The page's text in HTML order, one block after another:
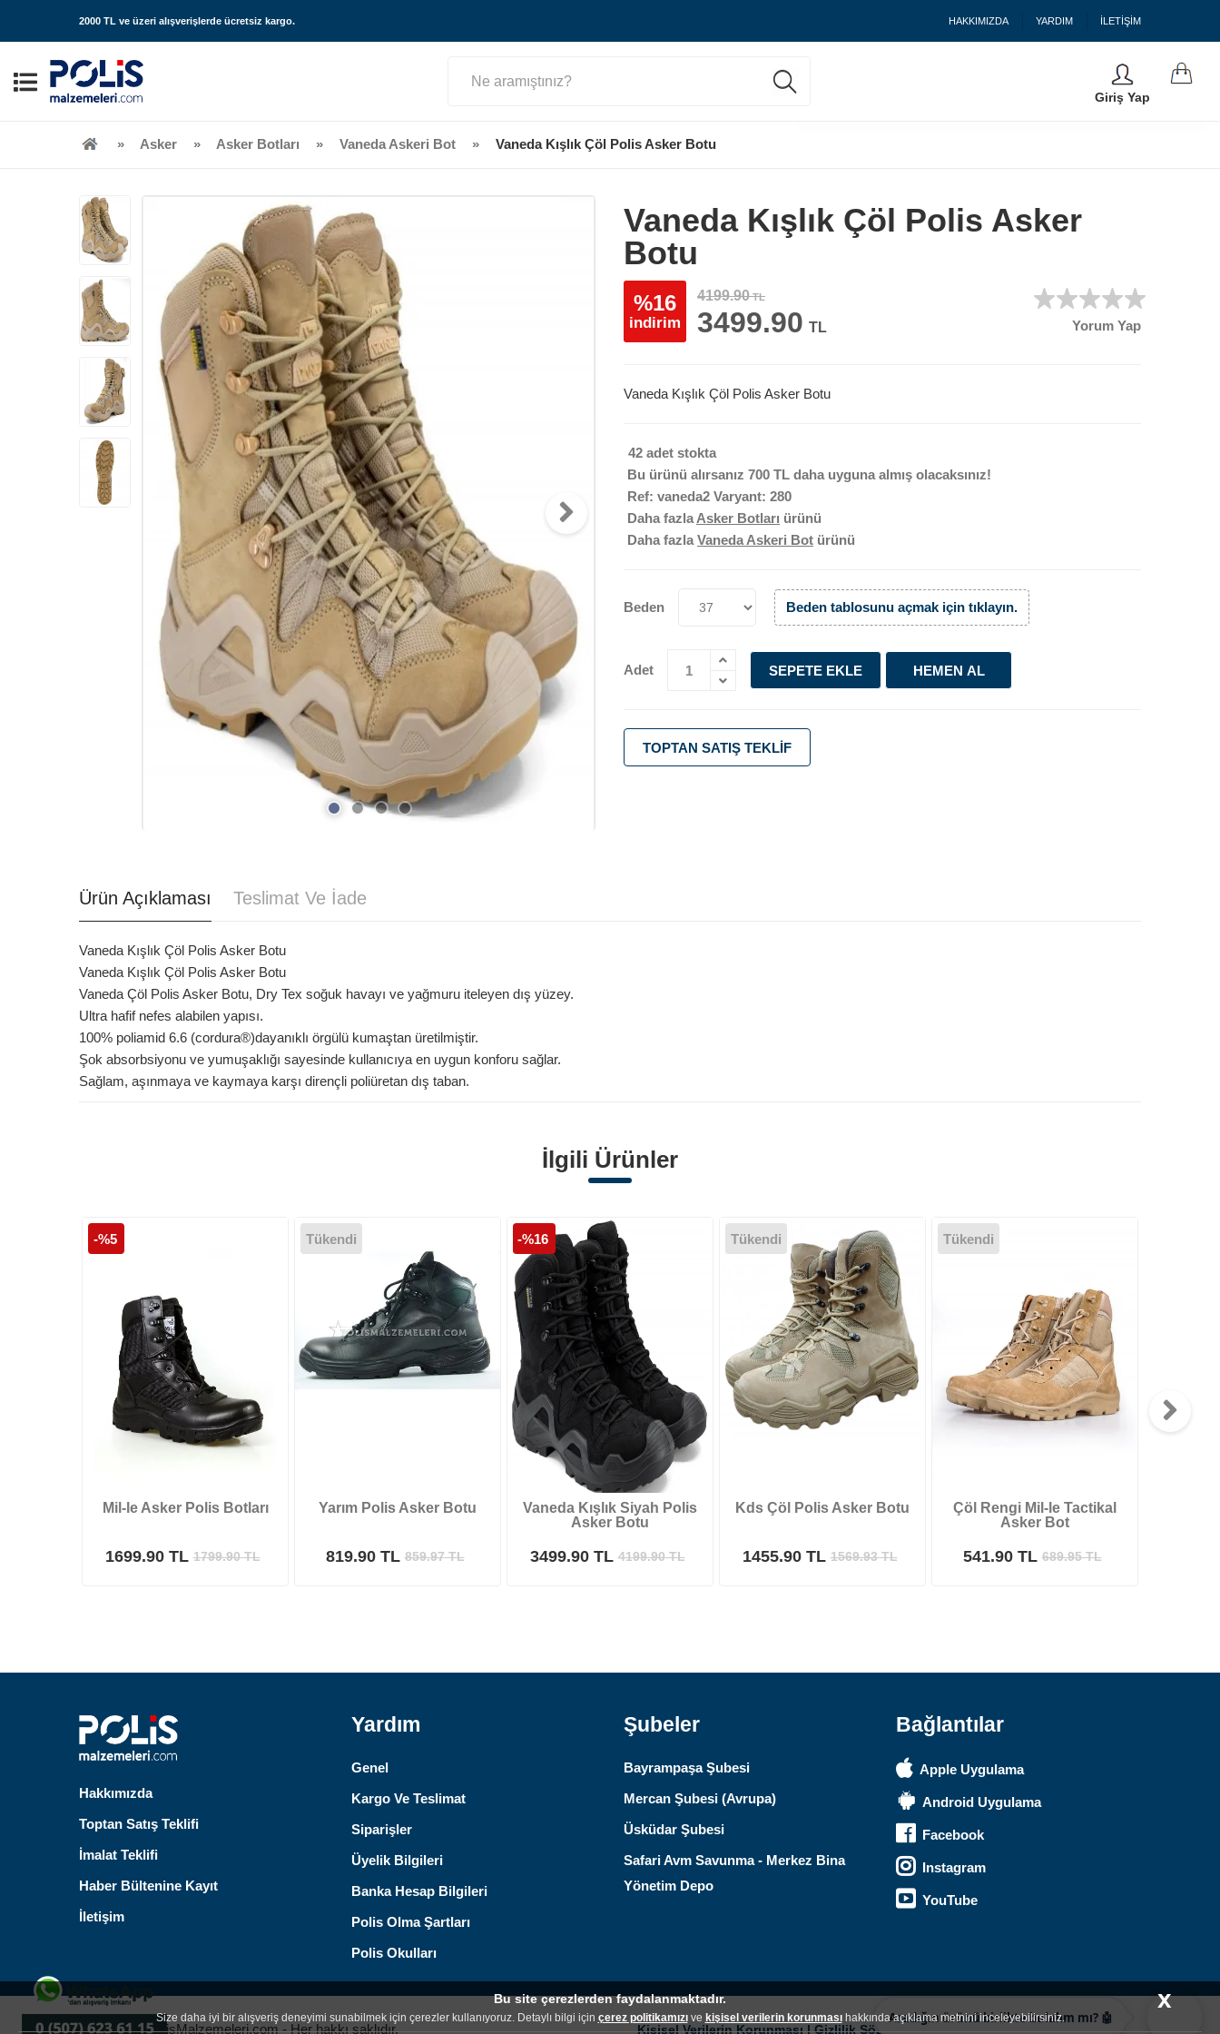
2000 TL ve üzeri alışverişlerde ücretsiz kargo. HAKKIMIZDA YARDIM İLETİŞİM
Giriş Yap
Asker Asker Botları Vaneda Askeri Bot Vaneda Kışlık Çöl Polis Asker Botu
Vaneda Kışlık Çöl Polis Asker
Botu
%16
indirim
4199.90TL
3499.90 TL Yorum Yap
Vaneda Kışlık Çöl Polis Asker Botu
42 adet stokta
Bu ürünü alırsanız 700 TL daha uyguna almış olacaksınız!
Ref: vaneda2 Varyant: 280
Daha fazla Asker Botları ürünü
Daha fazla Vaneda Askeri Bot ürünü
Beden Beden tablosunu açmak için tıklayın.
Adet SEPETE EKLE HEMEN AL
TOPTAN SATIŞ TEKLIF
Ürün Açıklaması Teslimat Ve İade
Vaneda Kışlık Çöl Polis Asker Botu
Vaneda Kışlık Çöl Polis Asker Botu
Vaneda Çöl Polis Asker Botu, Dry Tex soğuk havayı ve yağmuru iteleyen dış yüzey.
Ultra hafif nefes alabilen yapısı.
100% poliamid 6.6 (cordura®)dayanıklı örgülü kumaştan üretilmiştir.
Şok absorbsiyonu ve yumuşaklığı sayesinde kullanıcıya en uygun konforu sağlar.
Sağlam, aşınmaya ve kaymaya karşı dirençli poliüretan dış taban.
İlgili Ürünler
-%5
Mil-le Asker Polis Botları
1699.90 TL1799.90TL
Tükendi
Yarım Polis Asker Botu
819.90 TL859.97TL
-%16
Vaneda Kışlık Siyah Polis
Asker Botu
3499.90 TL4199.90TL
Tükendi
Kds Çöl Polis Asker Botu
1455.90 TL1569.93TL
Tükendi
Çöl Rengi Mil-le Tactikal
Asker Bot
541.90 TL689.95TL
Hakkımızda
Toptan Satış Teklifi
İmalat Teklifi
Haber Bültenine Kayıt
İletişim
Yardım
Genel
Kargo Ve Teslimat
Siparişler
Üyelik Bilgileri
Banka Hesap Bilgileri
Polis Olma Şartları
Polis Okulları
Şubeler
Bayrampaşa Şubesi
Mercan Şubesi (Avrupa)
Üsküdar Şubesi
Safari Avm Savunma - Merkez Bina
Yönetim Depo
Bağlantılar
Apple Uygulama
Android Uygulama
Facebook
Instagram
YouTube
© 2026 - PolisMalzemeleri.com - Her hakkı saklıdır. Kişisel Verilerin Korunması|Gizlilik Sözleşmesi|Site Kullanım Koşulları
Aradığın ürünü birlikte bulalım mı? 🤖
ekipman arasından aradığınız
Bu site çerezlerden faydalanmaktadır.
Size daha iyi bir alışveriş deneyimi sunabilmek için çerezler kullanıyoruz. Detaylı bilgi için çerez politikamızıve kişisel verilerin korunmasıhakkında açıklama metnini inceleyebilirsiniz.
x